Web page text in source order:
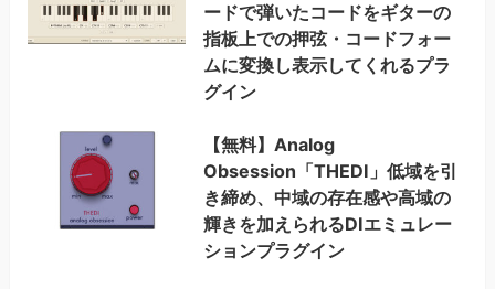
ードで弾いたコードをギターの
指板上での押弦・コードフォー
ムに変換し表示してくれるプラ
グイン
【無料】Analog
Obsession「THEDI」低域を引
き締め、中域の存在感や高域の
輝きを加えられるDIエミュレー
ションプラグイン